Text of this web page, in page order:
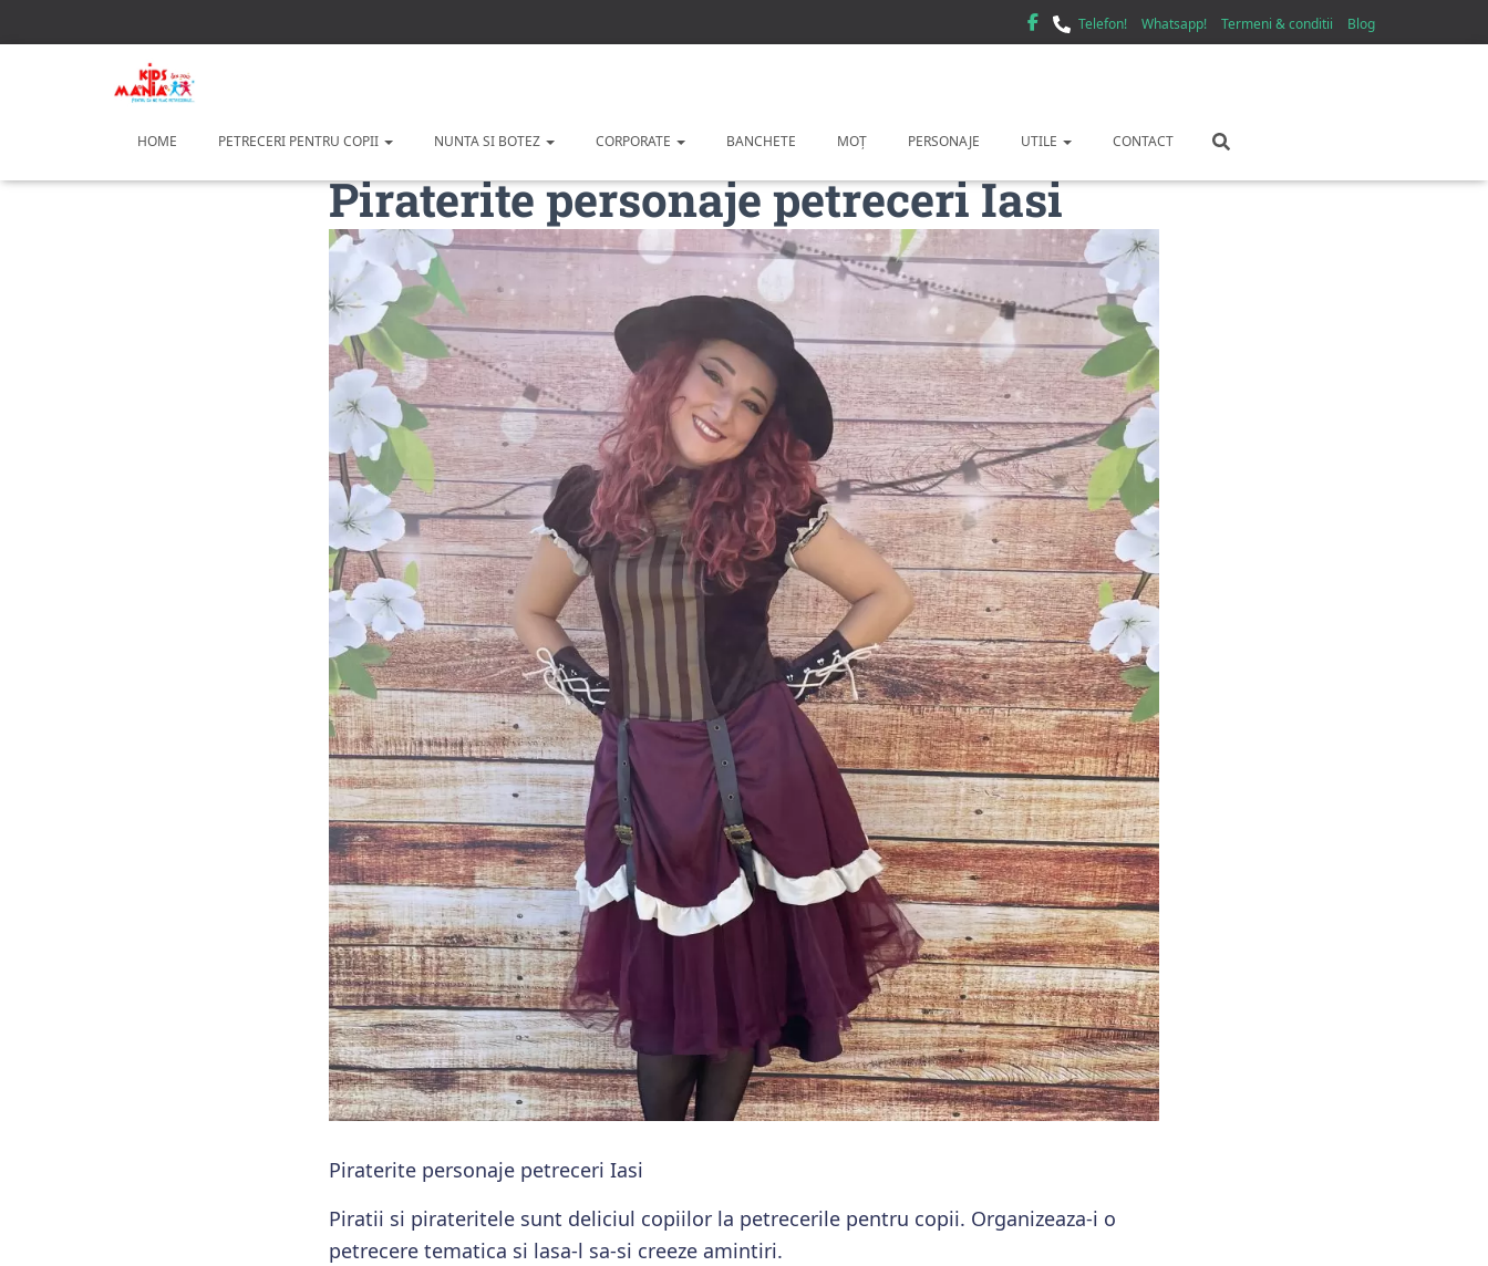
Telefon! Whatsapp! Termeni & conditii Blog
HOME PETRECERI PENTRU COPII NUNTA SI BOTEZ CORPORATE BANCHETE MOȚ PERSONAJE UTILE CONTACT
Piraterite personaje petreceri Iasi
Piraterite personaje petreceri Iasi
Piratii si pirateritele sunt deliciul copiilor la petrecerile pentru copii. Organizeaza-i o
petrecere tematica si lasa-l sa-si creeze amintiri.